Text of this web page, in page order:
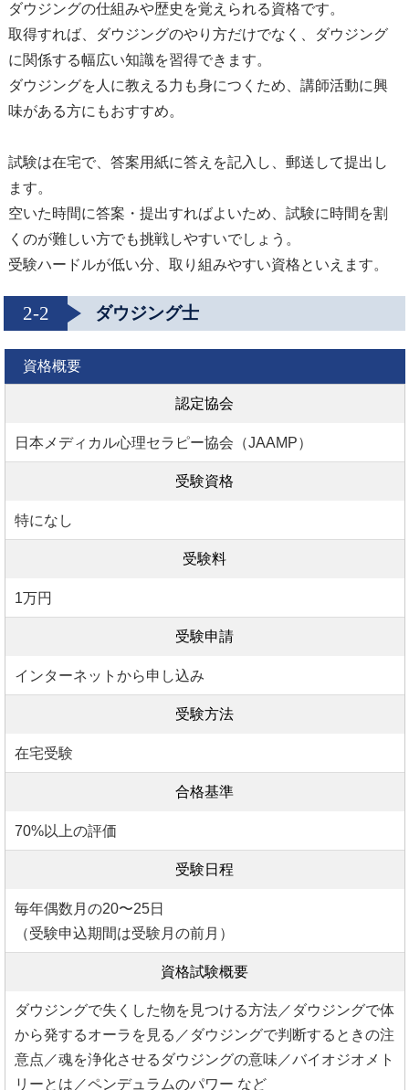
ダウジングの仕組みや歴史を覚えられる資格です。
取得すれば、ダウジングのやり方だけでなく、ダウジング
に関係する幅広い知識を習得できます。
ダウジングを人に教える力も身につくため、講師活動に興
味がある方にもおすすめ。
試験は在宅で、答案用紙に答えを記入し、郵送して提出し
ます。
空いた時間に答案・提出すればよいため、試験に時間を割
くのが難しい方でも挑戦しやすいでしょう。
受験ハードルが低い分、取り組みやすい資格といえます。
2-2 ダウジング士
資格概要
認定協会
日本メディカル心理セラピー協会（JAAMP）
受験資格
特になし
受験料
1万円
受験申請
インターネットから申し込み
受験方法
在宅受験
合格基準
70%以上の評価
受験日程
毎年偶数月の20〜25日
（受験申込期間は受験月の前月）
資格試験概要
ダウジングで失くした物を見つける方法／ダウジングで体
から発するオーラを見る／ダウジングで判断するときの注
意点／魂を浄化させるダウジングの意味／バイオジオメト
リーとは／ペンデュラムのパワー など